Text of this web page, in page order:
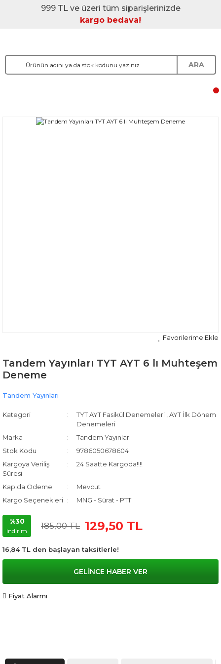
999 TL ve üzeri tüm siparişlerinizde
kargo bedava!
ARA
Tandem Yayınları TYT AYT 6 lı Muhteşem
Deneme
Tandem Yayınları
Kategori TYT AYT Fasikül Denemeleri ,AYT İlk Dönem
Denemeleri
Marka
Tandem Yayınları
Stok Kodu
9786050678604
Kargoya Veriliş
Süresi
24 Saatte Kargoda!!!!
Kapıda Ödeme
Mevcut
Kargo Seçenekleri
MNG - Sürat - PTT
%30
indirim
185,00 TL 129,50 TL
16,84 TL den başlayan taksitlerle!
GELİNCE HABER VER
Fiyat Alarmı